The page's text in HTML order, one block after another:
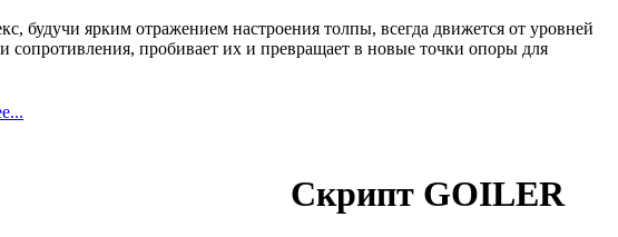
будучи ярким отражением настроения толпы, всегда движется от уровней
сопротивления, пробивает их и превращает в новые точки опоры для
Скрипт GOILER